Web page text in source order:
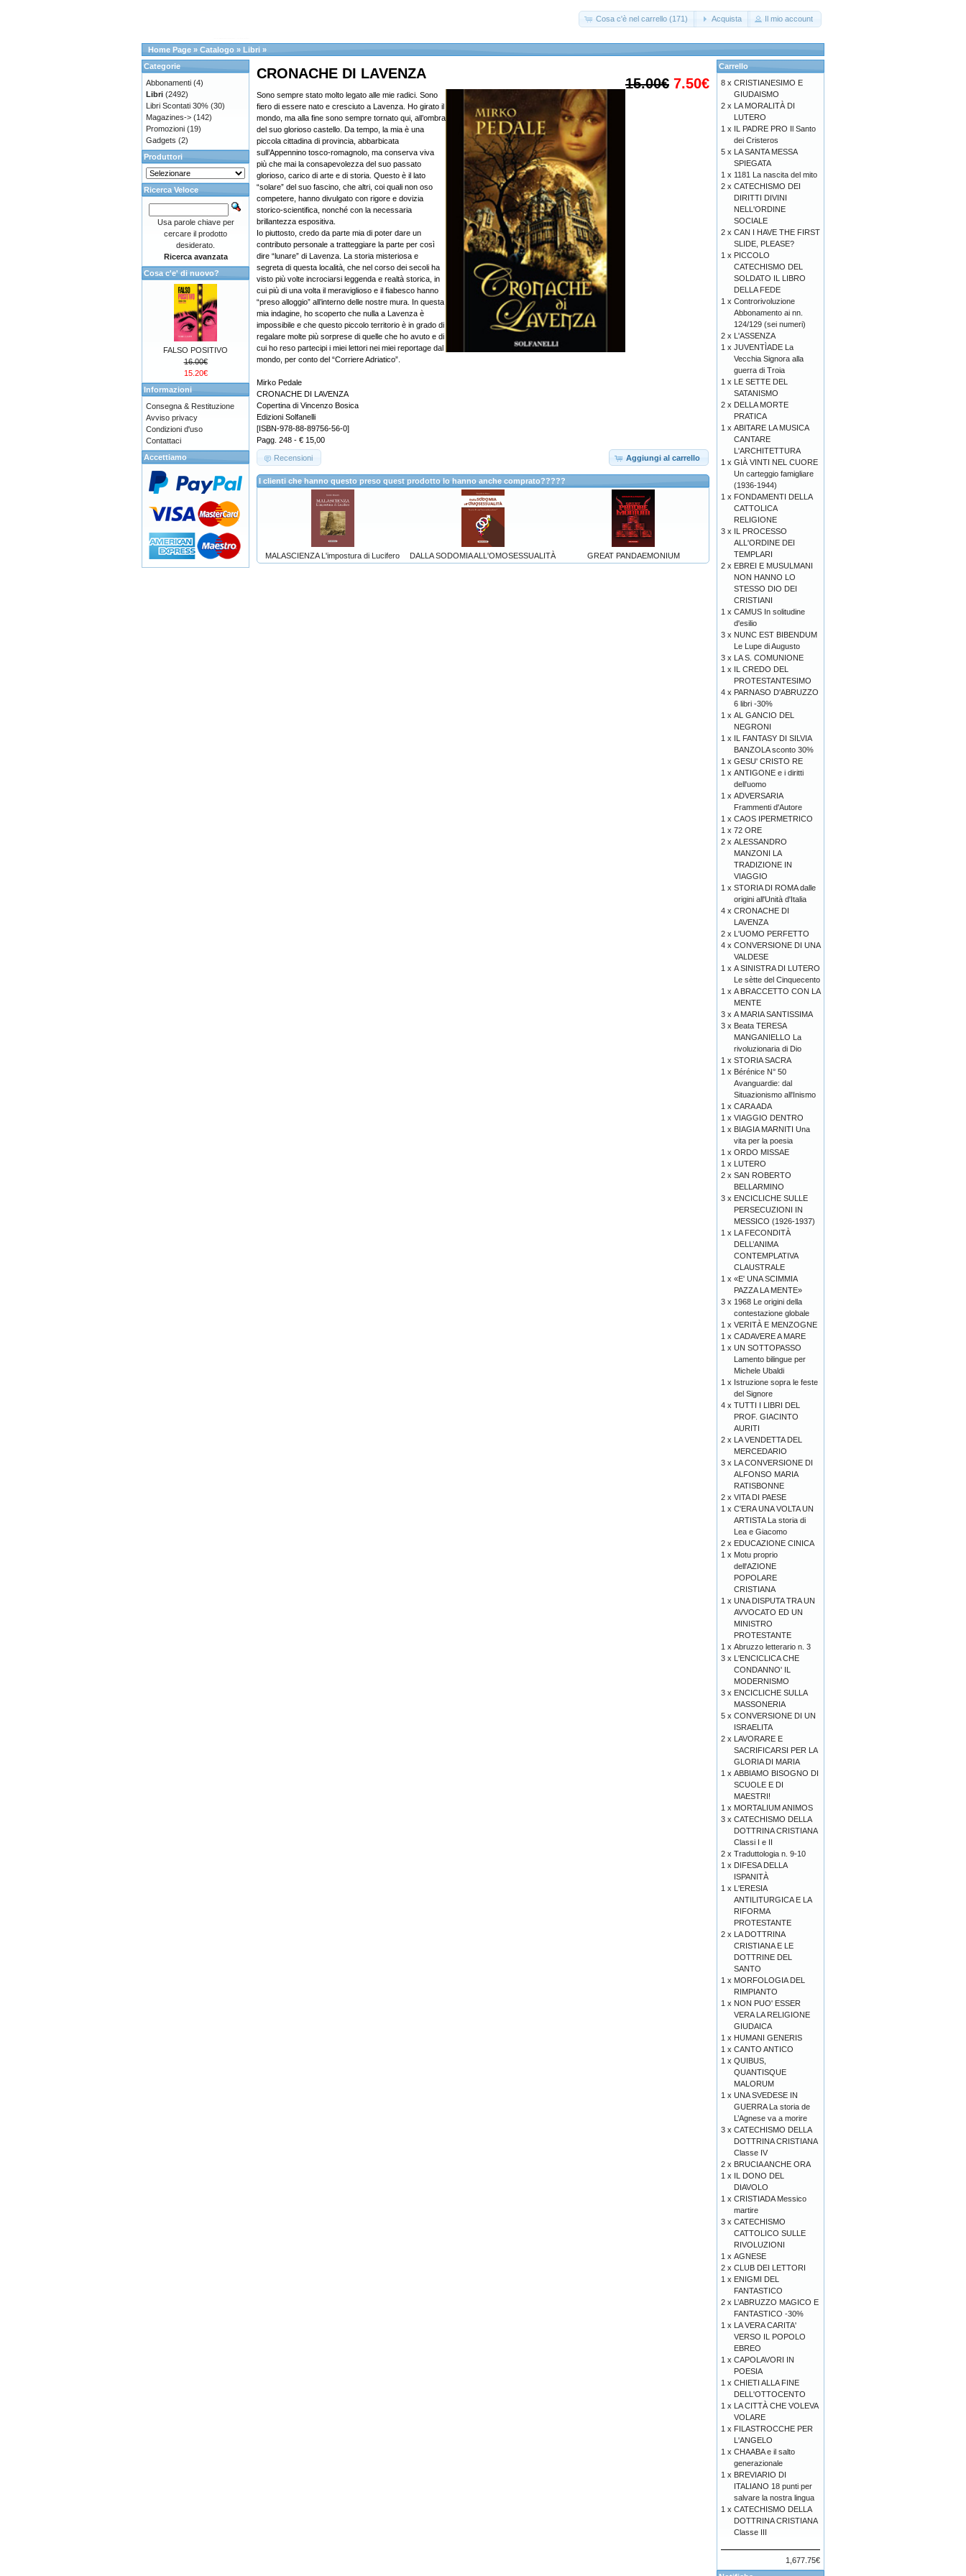
Cosa c'è nel carrello (171) Acquista Il mio account
Home Page » Catalogo » Libri »
15.00€ 7.50€
CRONACHE DI LAVENZA
Sono sempre stato molto legato alle mie radici. Sono
fiero di essere nato e cresciuto a Lavenza. Ho girato il
mondo, ma alla fine sono sempre tornato qui, all’ombra
del suo glorioso castello. Da tempo, la mia è una
piccola cittadina di provincia, abbarbicata
sull’Appennino tosco-romagnolo, ma conserva viva
più che mai la consapevolezza del suo passato
glorioso, carico di arte e di storia. Questo è il lato
“solare” del suo fascino, che altri, coi quali non oso
competere, hanno divulgato con rigore e dovizia
storico-scientifica, nonché con la necessaria
brillantezza espositiva.
Io piuttosto, credo da parte mia di poter dare un
contributo personale a tratteggiare la parte per così
dire “lunare” di Lavenza. La storia misteriosa e
segreta di questa località, che nel corso dei secoli ha
visto più volte incrociarsi leggenda e realtà storica, in
cui più di una volta il meraviglioso e il fiabesco hanno
“preso alloggio” all’interno delle nostre mura. In questa
mia indagine, ho scoperto che nulla a Lavenza è
impossibile e che questo piccolo territorio è in grado di
regalare molte più sorprese di quelle che ho avuto e di
cui ho reso partecipi i miei lettori nei miei reportage dal
mondo, per conto del “Corriere Adriatico”.
Mirko Pedale
CRONACHE DI LAVENZA
Copertina di Vincenzo Bosica
Edizioni Solfanelli
[ISBN-978-88-89756-56-0]
Pagg. 248 - € 15,00
Aggiungi al carrello
Recensioni
I clienti che hanno questo preso quest prodotto lo hanno anche comprato?????
MALASCIENZA L'impostura di Lucifero DALLA SODOMIA ALL'OMOSESSUALITÀ GREAT PANDAEMONIUM
Categorie
Abbonamenti (4)
Libri (2492)
Libri Scontati 30% (30)
Magazines-> (142)
Promozioni (19)
Gadgets (2)
Produttori
Ricerca Veloce
Usa parole chiave per
cercare il prodotto
desiderato.
Ricerca avanzata
Cosa c'e' di nuovo?
FALSO POSITIVO
16.00€
15.20€
Informazioni
Consegna & Restituzione
Avviso privacy
Condizioni d'uso
Contattaci
Accettiamo
Carrello
8 x CRISTIANESIMO E
GIUDAISMO
2 x LA MORALITÀ DI
LUTERO
1 x IL PADRE PRO Il Santo
dei Cristeros
5 x LA SANTA MESSA
SPIEGATA
1 x 1181 La nascita del mito
2 x CATECHISMO DEI
DIRITTI DIVINI
NELL'ORDINE
SOCIALE
2 x CAN I HAVE THE FIRST
SLIDE, PLEASE?
1 x PICCOLO
CATECHISMO DEL
SOLDATO IL LIBRO
DELLA FEDE
1 x Controrivoluzione
Abbonamento ai nn.
124/129 (sei numeri)
2 x L'ASSENZA
1 x JUVENTÌADE La
Vecchia Signora alla
guerra di Troia
1 x LE SETTE DEL
SATANISMO
2 x DELLA MORTE
PRATICA
1 x ABITARE LA MUSICA
CANTARE
L'ARCHITETTURA
1 x GIÀ VINTI NEL CUORE
Un carteggio famigliare
(1936-1944)
1 x FONDAMENTI DELLA
CATTOLICA
RELIGIONE
3 x IL PROCESSO
ALL'ORDINE DEI
TEMPLARI
2 x EBREI E MUSULMANI
NON HANNO LO
STESSO DIO DEI
CRISTIANI
1 x CAMUS In solitudine
d'esilio
3 x NUNC EST BIBENDUM
Le Lupe di Augusto
3 x LA S. COMUNIONE
1 x IL CREDO DEL
PROTESTANTESIMO
4 x PARNASO D'ABRUZZO
6 libri -30%
1 x AL GANCIO DEL
NEGRONI
1 x IL FANTASY DI SILVIA
BANZOLA sconto 30%
1 x GESU' CRISTO RE
1 x ANTIGONE e i diritti
dell'uomo
1 x ADVERSARIA
Frammenti d'Autore
1 x CAOS IPERMETRICO
1 x 72 ORE
2 x ALESSANDRO
MANZONI LA
TRADIZIONE IN
VIAGGIO
1 x STORIA DI ROMA dalle
origini all'Unità d'Italia
4 x CRONACHE DI
LAVENZA
2 x L'UOMO PERFETTO
4 x CONVERSIONE DI UNA
VALDESE
1 x A SINISTRA DI LUTERO
Le sètte del Cinquecento
1 x A BRACCETTO CON LA
MENTE
3 x A MARIA SANTISSIMA
3 x Beata TERESA
MANGANIELLO La
rivoluzionaria di Dio
1 x STORIA SACRA
1 x Bérénice N° 50
Avanguardie: dal
Situazionismo all'Inismo
1 x CARA ADA
1 x VIAGGIO DENTRO
1 x BIAGIA MARNITI Una
vita per la poesia
1 x ORDO MISSAE
1 x LUTERO
2 x SAN ROBERTO
BELLARMINO
3 x ENCICLICHE SULLE
PERSECUZIONI IN
MESSICO (1926-1937)
1 x LA FECONDITÀ
DELL’ANIMA
CONTEMPLATIVA
CLAUSTRALE
1 x «E' UNA SCIMMIA
PAZZA LA MENTE»
3 x 1968 Le origini della
contestazione globale
1 x VERITÀ E MENZOGNE
1 x CADAVERE A MARE
1 x UN SOTTOPASSO
Lamento bilingue per
Michele Ubaldi
1 x Istruzione sopra le feste
del Signore
4 x TUTTI I LIBRI DEL
PROF. GIACINTO
AURITI
2 x LA VENDETTA DEL
MERCEDARIO
3 x LA CONVERSIONE DI
ALFONSO MARIA
RATISBONNE
2 x VITA DI PAESE
1 x C'ERA UNA VOLTA UN
ARTISTA La storia di
Lea e Giacomo
2 x EDUCAZIONE CINICA
1 x Motu proprio
dell'AZIONE
POPOLARE
CRISTIANA
1 x UNA DISPUTA TRA UN
AVVOCATO ED UN
MINISTRO
PROTESTANTE
1 x Abruzzo letterario n. 3
3 x L'ENCICLICA CHE
CONDANNO' IL
MODERNISMO
3 x ENCICLICHE SULLA
MASSONERIA
5 x CONVERSIONE DI UN
ISRAELITA
2 x LAVORARE E
SACRIFICARSI PER LA
GLORIA DI MARIA
1 x ABBIAMO BISOGNO DI
SCUOLE E DI
MAESTRI!
1 x MORTALIUM ANIMOS
3 x CATECHISMO DELLA
DOTTRINA CRISTIANA
Classi I e II
2 x Traduttologia n. 9-10
1 x DIFESA DELLA
ISPANITÀ
1 x L'ERESIA
ANTILITURGICA E LA
RIFORMA
PROTESTANTE
2 x LA DOTTRINA
CRISTIANA E LE
DOTTRINE DEL
SANTO
1 x MORFOLOGIA DEL
RIMPIANTO
1 x NON PUO' ESSER
VERA LA RELIGIONE
GIUDAICA
1 x HUMANI GENERIS
1 x CANTO ANTICO
1 x QUIBUS,
QUANTISQUE
MALORUM
1 x UNA SVEDESE IN
GUERRA La storia de
L’Agnese va a morire
3 x CATECHISMO DELLA
DOTTRINA CRISTIANA
Classe IV
2 x BRUCIA ANCHE ORA
1 x IL DONO DEL
DIAVOLO
1 x CRISTIADA Messico
martire
3 x CATECHISMO
CATTOLICO SULLE
RIVOLUZIONI
1 x AGNESE
2 x CLUB DEI LETTORI
1 x ENIGMI DEL
FANTASTICO
2 x L’ABRUZZO MAGICO E
FANTASTICO -30%
1 x LA VERA CARITA'
VERSO IL POPOLO
EBREO
1 x CAPOLAVORI IN
POESIA
1 x CHIETI ALLA FINE
DELL'OTTOCENTO
1 x LA CITTÀ CHE VOLEVA
VOLARE
1 x FILASTROCCHE PER
L'ANGELO
1 x CHAABA e il salto
generazionale
1 x BREVIARIO DI
ITALIANO 18 punti per
salvare la nostra lingua
1 x CATECHISMO DELLA
DOTTRINA CRISTIANA
Classe III
1,677.75€